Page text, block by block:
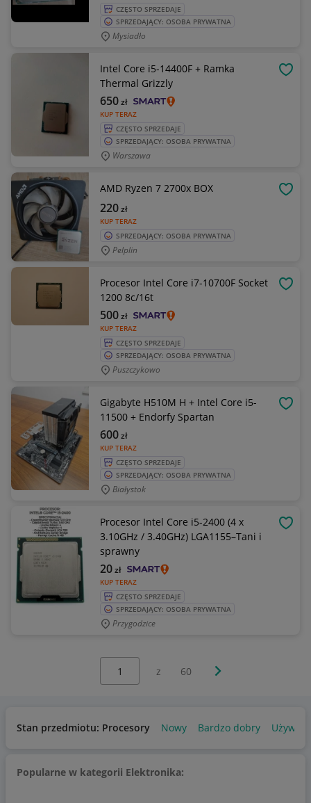
CZĘSTO SPRZEDAJE
SPRZEDAJĄCY: OSOBA PRYWATNA
Mysiadło
Intel Core i5-14400F + Ramka
Thermal Grizzly
KUP TERAZ
650zł
CZĘSTO SPRZEDAJE
SPRZEDAJĄCY: OSOBA PRYWATNA
Warszawa
AMD Ryzen 7 2700x BOX
KUP TERAZ
220zł
SPRZEDAJĄCY: OSOBA PRYWATNA
Pelplin
Procesor Intel Core i7-10700F Socket
1200 8c/16t
KUP TERAZ
500zł
CZĘSTO SPRZEDAJE
SPRZEDAJĄCY: OSOBA PRYWATNA
Puszczykowo
Gigabyte H510M H + Intel Core i5-
11500 + Endorfy Spartan
KUP TERAZ
600zł
CZĘSTO SPRZEDAJE
SPRZEDAJĄCY: OSOBA PRYWATNA
Białystok
Procesor Intel Core i5-2400 (4 x
3.10GHz / 3.40GHz) LGA1155–Tani i
sprawny
KUP TERAZ
20zł
CZĘSTO SPRZEDAJE
SPRZEDAJĄCY: OSOBA PRYWATNA
Przygodzice
z 60 Następna strona
Stan przedmiotu: Procesory Nowy Bardzo dobry
Popularne w kategorii Elektronika: